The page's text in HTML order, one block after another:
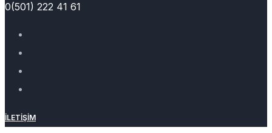
0(501) 222 41 61
İLETIŞIM